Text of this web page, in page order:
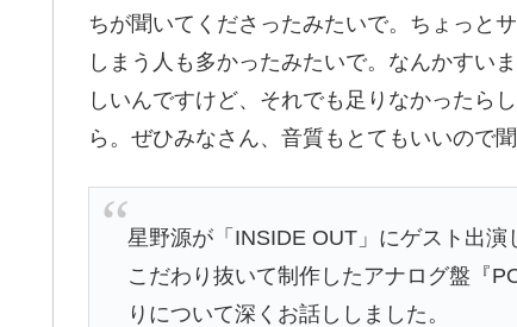
ちが聞いてくださったみたいで。ちょっと
しまう人も多かったみたいで。なんかすい
しいんですけど、それでも足りなかったら
ら。ぜひみなさん、音質もとてもいいので
星野源が「INSIDE OUT」にゲスト出演
こだわり抜いて制作したアナログ盤『
りについて深くお話ししました。